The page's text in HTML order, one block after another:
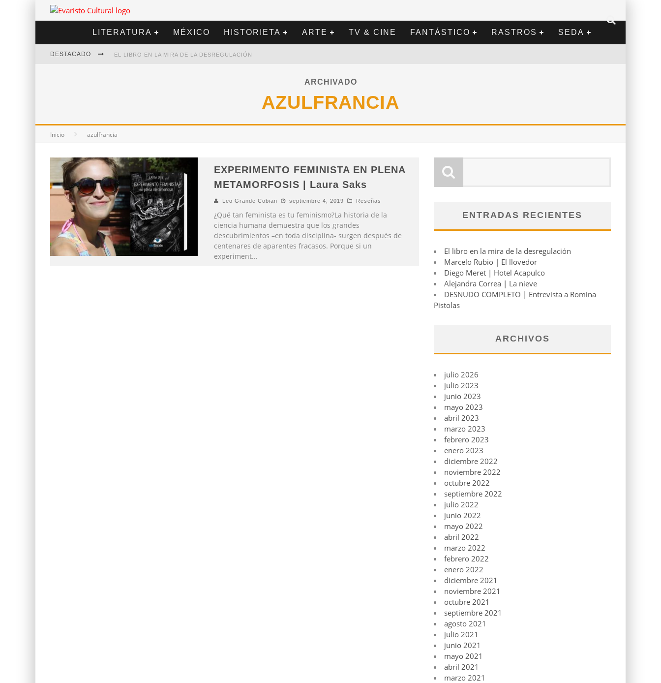
LITERATURA MÉXICO HISTORIETA ARTE TV & CINE FANTÁSTICO RASTROS SEDA
DESTACADO EL LIBRO EN LA MIRA DE LA DESREGULACIÓN
ARCHIVADO
AZULFRANCIA
Inicio azulfrancia
EXPERIMENTO FEMINISTA EN PLENA
METAMORFOSIS | Laura Saks
Leo Grande Cobian septiembre 4, 2019 Reseñas
¿Qué tan feminista es tu feminismo?La historia de la
ciencia humana demuestra que los grandes
descubrimientos –en toda disciplina- surgen después de
centenares de aparentes fracasos. Porque si un
experiment...
ENTRADAS RECIENTES
El libro en la mira de la desregulación
Marcelo Rubio | El llovedor
Diego Meret | Hotel Acapulco
Alejandra Correa | La nieve
DESNUDO COMPLETO | Entrevista a Romina
Pistolas
ARCHIVOS
julio 2026
julio 2023
junio 2023
mayo 2023
abril 2023
marzo 2023
febrero 2023
enero 2023
diciembre 2022
noviembre 2022
octubre 2022
septiembre 2022
julio 2022
junio 2022
mayo 2022
abril 2022
marzo 2022
febrero 2022
enero 2022
diciembre 2021
noviembre 2021
octubre 2021
septiembre 2021
agosto 2021
julio 2021
junio 2021
mayo 2021
abril 2021
marzo 2021